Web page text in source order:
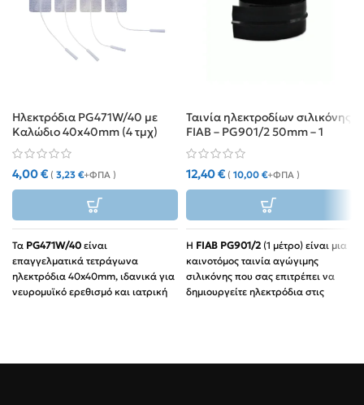
Ηλεκτρόδια PG471W/40 με
Καλώδιο 40x40mm (4 τμχ)
4,00€ ( 3,23 €+ΦΠΑ )
Τα PG471W/40 είναι
επαγγελματικά τετράγωνα
ηλεκτρόδια 40x40mm, ιδανικά για
νευρομυϊκό ερεθισμό και ιατρική
Ταινία ηλεκτροδίων σιλικόνης
FIAB – PG901/2 50mm – 1
μέτρο
12,40€ ( 10,00 €+ΦΠΑ )
Η FIAB PG901/2 (1 μέτρο) είναι μια
καινοτόμος ταινία αγώγιμης
σιλικόνης που σας επιτρέπει να
δημιουργείτε ηλεκτρόδια στις